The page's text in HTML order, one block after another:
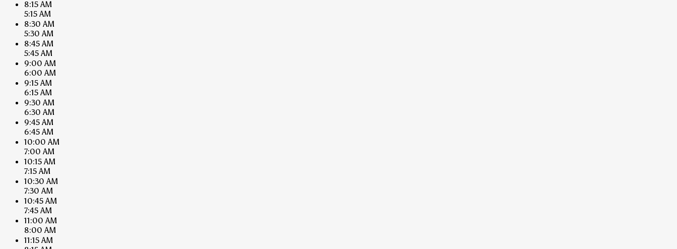
8:15 AM
5:15 AM
8:30 AM
5:30 AM
8:45 AM
5:45 AM
9:00 AM
6:00 AM
9:15 AM
6:15 AM
9:30 AM
6:30 AM
9:45 AM
6:45 AM
10:00 AM
7:00 AM
10:15 AM
7:15 AM
10:30 AM
7:30 AM
10:45 AM
7:45 AM
11:00 AM
8:00 AM
11:15 AM